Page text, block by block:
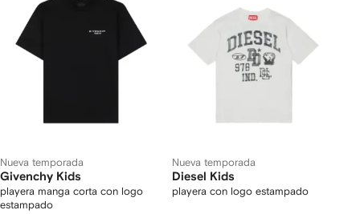
Nueva temporada
Givenchy Kids
playera manga corta con logo
estampado
Nueva temporada
Diesel Kids
playera con logo estampado